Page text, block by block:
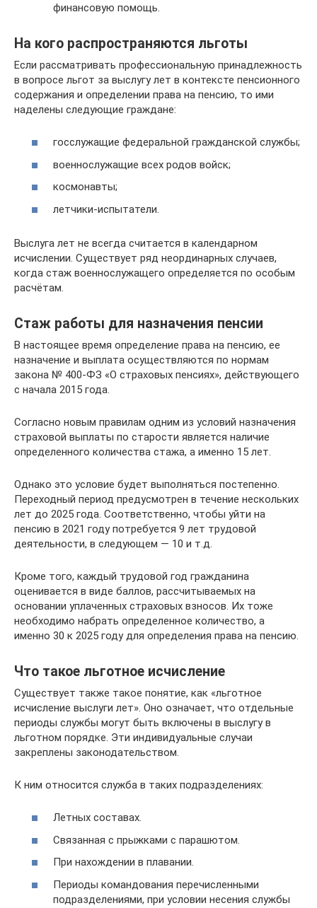
финансовую помощь.
На кого распространяются льготы
Если рассматривать профессиональную принадлежность
в вопросе льгот за выслугу лет в контексте пенсионного
содержания и определении права на пенсию, то ими
наделены следующие граждане:
госслужащие федеральной гражданской службы;
военнослужащие всех родов войск;
космонавты;
летчики-испытатели.
Выслуга лет не всегда считается в календарном
исчислении. Существует ряд неординарных случаев,
когда стаж военнослужащего определяется по особым
расчётам.
Стаж работы для назначения пенсии
В настоящее время определение права на пенсию, ее
назначение и выплата осуществляются по нормам
закона № 400-ФЗ «О страховых пенсиях», действующего
с начала 2015 года.
Согласно новым правилам одним из условий назначения
страховой выплаты по старости является наличие
определенного количества стажа, а именно 15 лет.
Однако это условие будет выполняться постепенно.
Переходный период предусмотрен в течение нескольких
лет до 2025 года. Соответственно, чтобы уйти на
пенсию в 2021 году потребуется 9 лет трудовой
деятельности, в следующем — 10 и т.д.
Кроме того, каждый трудовой год гражданина
оценивается в виде баллов, рассчитываемых на
основании уплаченных страховых взносов. Их тоже
необходимо набрать определенное количество, а
именно 30 к 2025 году для определения права на пенсию.
Что такое льготное исчисление
Существует также такое понятие, как «льготное
исчисление выслуги лет». Оно означает, что отдельные
периоды службы могут быть включены в выслугу в
льготном порядке. Эти индивидуальные случаи
закреплены законодательством.
К ним относится служба в таких подразделениях:
Летных составах.
Связанная с прыжками с парашютом.
При нахождении в плавании.
Периоды командования перечисленными
подразделениями, при условии несения службы